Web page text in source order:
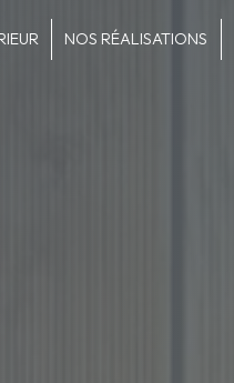
NOS RÉALISATIONS